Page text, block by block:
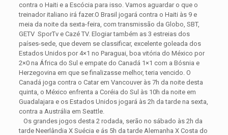
contra o Haiti e a Escócia para isso. Vamos aguardar o que o
treinador italiano irá fazer.O Brasil jogará contra o Haiti às 9 e
meia da noite da sexta-feira, com transmissão da Globo, SBT,
GETV SporTv e Cazé TV. Elogiar também as 3 estreias dos
países-sede, que devem se classificar, excelente goleada dos
Estados Unidos por 4×1 no Paraguai, boa vitória do México por
2×0 na África do Sul e empate do Canadá 1×1 com a Bósnia e
Herzegovina em que se finalizasse melhor, teria vencido. O
Canadá joga contra o Catar em Vancouver às 7h da noite desta
quinta, o México enfrenta a Coréia do Sul às 10h da noite em
Guadalajara e os Estados Unidos jogará às 2h da tarde na sexta,
contra a Austrália em Seattle.
Os grandes jogos desta 2 rodada, serão no sábado às 2h da
tarde Neerlândia X Suécia e ás 5h da tarde Alemanha X Costa do